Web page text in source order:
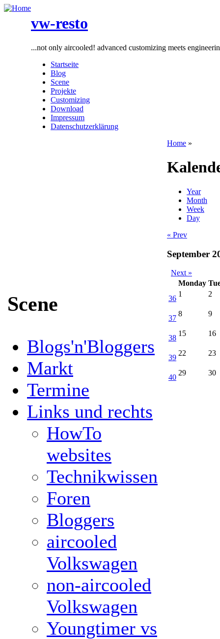
vw-resto
...not only aircooled! advanced customizing meets
Startseite
Blog
Scene
Projekte
Customizing
Download
Impressum
Datenschutzerklärung
Scene
Blogs'n'Bloggers
Markt
Termine
Links und rechts
HowTo
websites
Technikwissen
Foren
Bloggers
aircooled
Volkswagen
non-aircooled
Volkswagen
Youngtimer vs
Home »
Year
Month
Week
Day
« Prev
September
Next »
Monday
36
1 2
37
8 9
38
15 16
39
22 23
40
29 30